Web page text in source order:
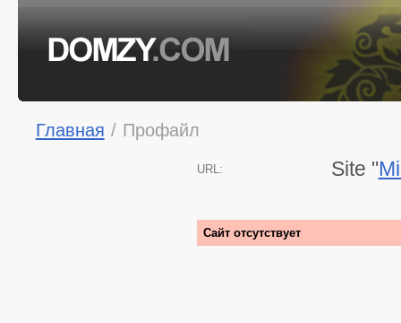
Главная / Профайл
URL: Site "
Сайт отсутствует